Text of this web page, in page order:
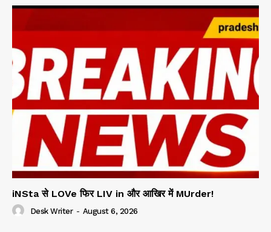
iNSta से LOVe फिर LIV in और आखिर में MUrder!
Desk Writer - August 6, 2026